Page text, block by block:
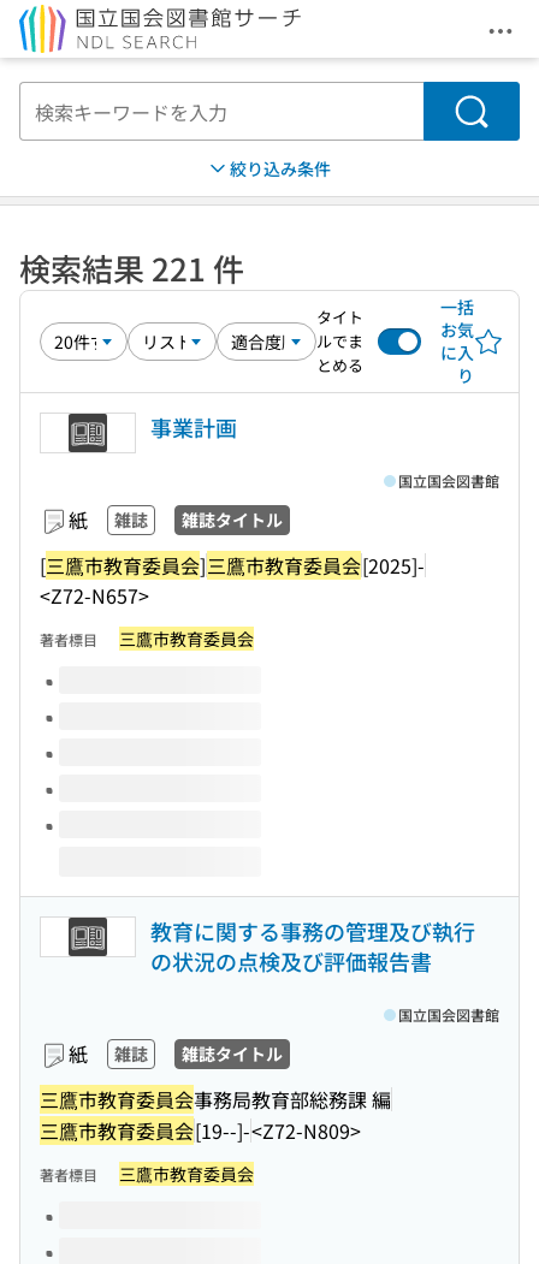
メ
検索
絞り込み条件
検索結果 221 件
タイト
ルでま
とめる
一括
お気
に入
り
事業計画
紙 雑誌 雑誌タイトル
[三鷹市教育委員会]三鷹市教育委員会[2025]-
<Z72-N657>
国立国会図書館
著者標目 三鷹市教育委員会
このタイトルの巻号
教育に関する事務の管理及び執行
の状況の点検及び評価報告書
紙 雑誌 雑誌タイトル
三鷹市教育委員会事務局教育部総務課 編
三鷹市教育委員会[19--]-<Z72-N809>
国立国会図書館
著者標目 三鷹市教育委員会
このタイトルの巻号